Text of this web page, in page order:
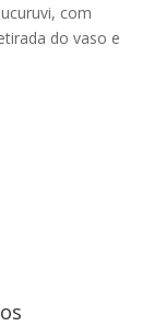
com
do vaso e